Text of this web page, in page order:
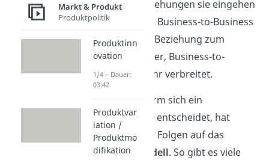
Geschäftsbeziehungen sie eingehen
wollen. Neben Business-to-Business
ist die direkte Beziehung zum
Endverbraucher, Business-to-
Consumer, sehr verbreitet.
Für welche Form sich ein
Unternehmen entscheidet, hat
weitreichende Folgen auf das
Geschäftsmodell. So gibt es viele
Markt & Produkt
Produktpolitik
Produktinn
ovation
1/4 – Dauer:
03:42
Produktvar
iation /
Produktmo
difikation